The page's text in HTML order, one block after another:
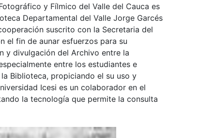
y Fílmico del Valle del Cauca es
Departamental del Valle Jorge Garcés
suscrito con la Secretaria del
el fin de aunar esfuerzos para su
y divulgación del Archivo entre la
entre los estudiantes e
Biblioteca, propiciando el su uso y
Icesi es un colaborador en el
la tecnología que permite la consulta